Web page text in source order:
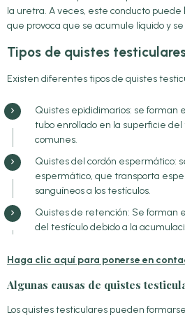
la uretra. A veces, este conducto puede
que provoca que se acumule líquido y
Tipos de quistes
Existen diferentes tipos de quistes
Quistes epididimarios: se forman
tubo enrollado en la superficie del
comunes.
Quistes del cordón espermático:
espermático, que transporta
sanguíneos a los testículos.
Quistes de retención: Se forman
del testículo debido a la
Haga clic aquí para ponerse en
Algunas causas de quistes
Los quistes testiculares pueden